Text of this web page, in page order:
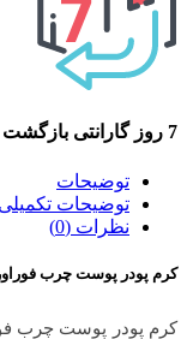
7 روز گارانتی بازگشت وجه
توضیحات
توضیحات تکمیلی
نظرات (0)
کرم ‌پودر پوست چرب فوراور۵۲ (PLF)